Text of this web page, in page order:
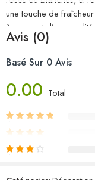
une touche de
à poser et d’une
durabilité, créant une
d’installation
Caractéristiques
de votre enfant un
Avis (0)
Basé Sur 0 Avis
0.00 Total